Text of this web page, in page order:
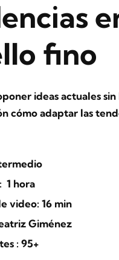
fino
ideas actuales
cómo adaptar las
1 hora
video: 16 min
Giménez
: 95+